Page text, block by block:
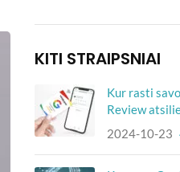
KITI STRAIPSNIAI
Kur rasti
Review
2024-10-23